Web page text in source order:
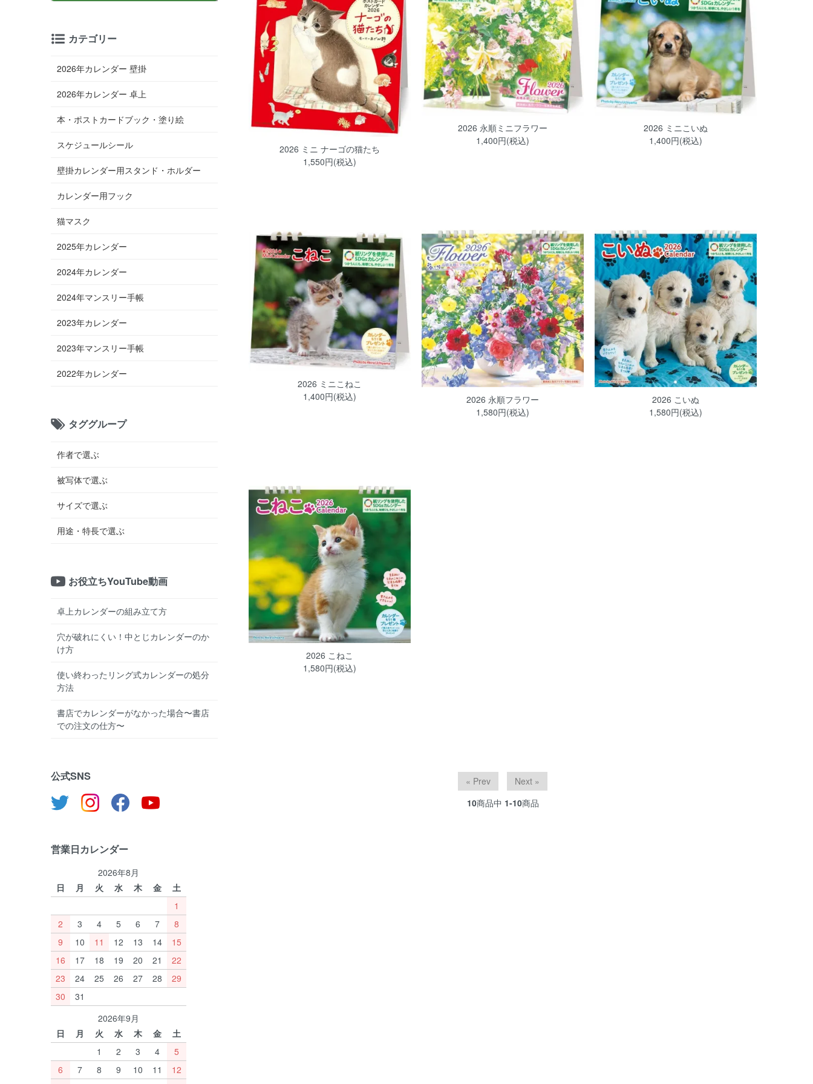
2026 ミニ ナーゴの猫たち
1,550円(税込)
2026 永順ミニフラワー
1,400円(税込)
2026 ミニこいぬ
1,400円(税込)
2026 ミニこねこ
1,400円(税込)
2026 永順フラワー
1,580円(税込)
2026 こいぬ
1,580円(税込)
2026 こねこ
1,580円(税込)
« Prev
Next »
10商品中 1-10商品
カテゴリー
2026年カレンダー 壁掛
2026年カレンダー 卓上
本・ポストカードブック・塗り絵
スケジュールシール
壁掛カレンダー用スタンド・ホルダー
カレンダー用フック
猫マスク
2025年カレンダー
2024年カレンダー
2024年マンスリー手帳
2023年カレンダー
2023年マンスリー手帳
2022年カレンダー
タググループ
作者で選ぶ
被写体で選ぶ
サイズで選ぶ
用途・特長で選ぶ
お役立ちYouTube動画
卓上カレンダーの組み立て方
穴が破れにくい！中とじカレンダーのか
け方
使い終わったリング式カレンダーの処分
方法
書店でカレンダーがなかった場合〜書店
での注文の仕方〜
公式SNS
営業日カレンダー
2026年8月
日
月 火 水 木 金
土
1
2
3 4 5 6 7
8
9
10 11 12 13 14
15
16
17 18 19 20 21
22
23
24 25 26 27 28
29
30
31
2026年9月
日
月 火 水 木 金
土
1
2 3 4
5
6
7 8 9 10 11
12